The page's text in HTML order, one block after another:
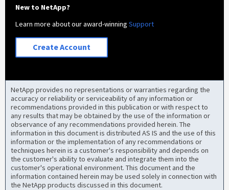
New to NetApp?
Learn more about our award-winningSupport
Create Account
NetApp provides no representations or warranties regarding the
accuracy or reliability or serviceability of any information or
recommendations provided in this publication or with respect to
any results that may be obtained by the use of the information or
observance of any recommendations provided herein. The
information in this document is distributed AS IS and the use of this
information or the implementation of any recommendations or
techniques herein is a customer's responsibility and depends on
the customer's ability to evaluate and integrate them into the
customer's operational environment. This document and the
information contained herein may be used solely in connection with
the NetApp products discussed in this document.